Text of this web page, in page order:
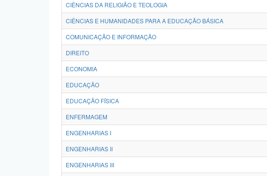
CIÊNCIAS DA RELIGIÃO E TEOLOGIA
CIÊNCIAS E HUMANIDADES PARA A EDUCAÇÃO BÁSICA
COMUNICAÇÃO E INFORMAÇÃO
DIREITO
ECONOMIA
EDUCAÇÃO
EDUCAÇÃO FÍSICA
ENFERMAGEM
ENGENHARIAS I
ENGENHARIAS II
ENGENHARIAS III